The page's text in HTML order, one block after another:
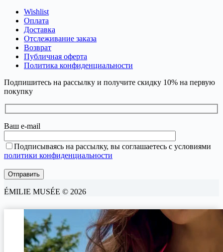
Wishlist
Оплата
Доставка
Отслеживание заказа
Возврат
Публичная оферта
Политика конфиденциальности
Подпишитесь на рассылку и получите скидку 10% на первую
покупку
Ваш e-mail
Подписываясь на рассылку, вы соглашаетесь с условиями
политики конфиденциальности
ÉMILIE MUSÉE © 2026